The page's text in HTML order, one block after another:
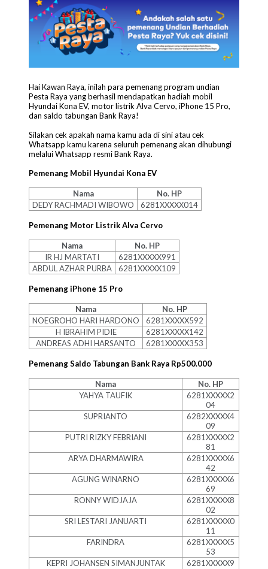
Hai Kawan Raya, inilah para pemenang program undian
Pesta Raya yang berhasil mendapatkan hadiah mobil
Hyundai Kona EV, motor listrik Alva Cervo, iPhone 15 Pro,
dan saldo tabungan Bank Raya!
Silakan cek apakah nama kamu ada di sini atau cek
Whatsapp kamu karena seluruh pemenang akan dihubungi
melalui Whatsapp resmi Bank Raya.
Pemenang Mobil Hyundai Kona EV
Nama
No. HP
DEDY RACHMADI WIBOWO
6281XXXXX014
Pemenang Motor Listrik Alva Cervo
Nama
No. HP
IR HJ MARTATI
6281XXXXX991
ABDUL AZHAR PURBA
6281XXXXX109
Pemenang iPhone 15 Pro
Nama
No. HP
NOEGROHO HARI HARDONO
6281XXXXX592
H IBRAHIM PIDIE
6281XXXXX142
ANDREAS ADHI HARSANTO
6281XXXXX353
Pemenang Saldo Tabungan Bank Raya Rp500.000
Nama
No. HP
YAHYA TAUFIK
6281XXXXX2
04
SUPRIANTO
6282XXXXX4
09
PUTRI RIZKY FEBRIANI
6281XXXXX2
81
ARYA DHARMAWIRA
6281XXXXX6
42
AGUNG WINARNO
6281XXXXX6
69
RONNY WIDJAJA
6281XXXXX8
02
SRI LESTARI JANUARTI
6281XXXXX0
11
FARINDRA
6281XXXXX5
53
KEPRI JOHANSEN SIMANJUNTAK
6281XXXXX9